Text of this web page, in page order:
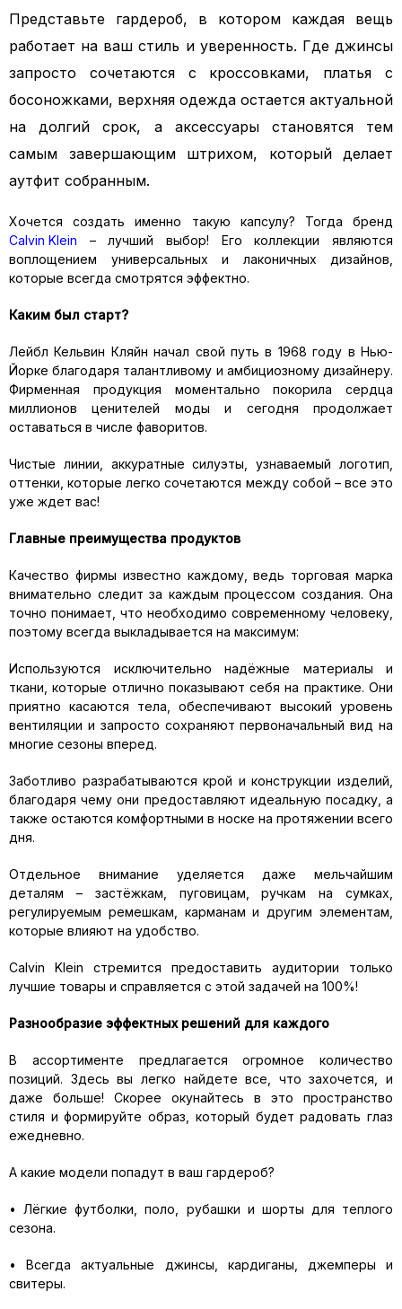
Представьте гардероб, в котором каждая вещь
работает на ваш стиль и уверенность. Где джинсы
запросто сочетаются с кроссовками, платья с
босоножками, верхняя одежда остается актуальной
на долгий срок, а аксессуары становятся тем
самым завершающим штрихом, который делает
аутфит собранным.
Хочется создать именно такую капсулу? Тогда бренд
Calvin Klein – лучший выбор! Его коллекции являются
воплощением универсальных и лаконичных дизайнов,
которые всегда смотрятся эффектно.
Каким был старт?
Лейбл Кельвин Кляйн начал свой путь в 1968 году в Нью-
Йорке благодаря талантливому и амбициозному дизайнеру.
Фирменная продукция моментально покорила сердца
миллионов ценителей моды и сегодня продолжает
оставаться в числе фаворитов.
Чистые линии, аккуратные силуэты, узнаваемый логотип,
оттенки, которые легко сочетаются между собой – все это
уже ждет вас!
Главные преимущества продуктов
Качество фирмы известно каждому, ведь торговая марка
внимательно следит за каждым процессом создания. Она
точно понимает, что необходимо современному человеку,
поэтому всегда выкладывается на максимум:
Используются исключительно надёжные материалы и
ткани, которые отлично показывают себя на практике. Они
приятно касаются тела, обеспечивают высокий уровень
вентиляции и запросто сохраняют первоначальный вид на
многие сезоны вперед.
Заботливо разрабатываются крой и конструкции изделий,
благодаря чему они предоставляют идеальную посадку, а
также остаются комфортными в носке на протяжении всего
дня.
Отдельное внимание уделяется даже мельчайшим
деталям – застёжкам, пуговицам, ручкам на сумках,
регулируемым ремешкам, карманам и другим элементам,
которые влияют на удобство.
Calvin Klein стремится предоставить аудитории только
лучшие товары и справляется с этой задачей на 100%!
Разнообразие эффектных решений для каждого
В ассортименте предлагается огромное количество
позиций. Здесь вы легко найдете все, что захочется, и
даже больше! Скорее окунайтесь в это пространство
стиля и формируйте образ, который будет радовать глаз
ежедневно.
А какие модели попадут в ваш гардероб?
• Лёгкие футболки, поло, рубашки и шорты для теплого
сезона.
• Всегда актуальные джинсы, кардиганы, джемперы и
свитеры.